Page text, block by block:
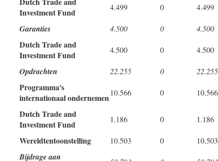
Investment Fund
4.499 0 4.499
Garanties 4.500 0 4.500
Dutch Trade and
Investment Fund
4.500 0 4.500
Opdrachten 22.255 0 22.255
Programma's
internationaal ondernemen10.566 0 10.566
Dutch Trade and
Investment Fund
1.186 0 1.186
Wereldtentoonstelling 10.503 0 10.503
Bijdrage aan